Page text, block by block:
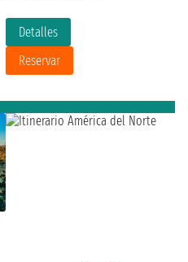
Detalles
Reservar